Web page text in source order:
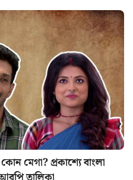
মেগা? প্রকাশ্যে বাংলা